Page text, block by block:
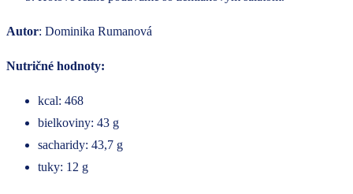
Autor: Dominika Rumanová
Nutričné hodnoty:
kcal: 468
bielkoviny: 43 g
sacharidy: 43,7 g
tuky: 12 g